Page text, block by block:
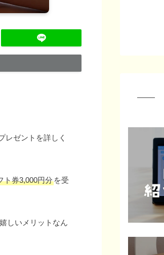
レゼントを詳しく
ト券3,000円分 を受
しいメリットなん